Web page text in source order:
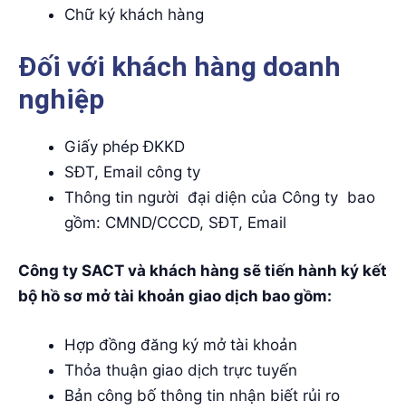
Chữ ký khách hàng
Đối với khách hàng doanh
nghiệp
Giấy phép ĐKKD
SĐT, Email công ty
Thông tin người đại diện của Công ty bao
gồm: CMND/CCCD, SĐT, Email
Công ty SACT và khách hàng sẽ tiến hành ký kết
bộ hồ sơ mở tài khoản giao dịch bao gồm:
Hợp đồng đăng ký mở tài khoản
Thỏa thuận giao dịch trực tuyến
Bản công bố thông tin nhận biết rủi ro